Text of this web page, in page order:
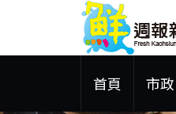
首頁 市政